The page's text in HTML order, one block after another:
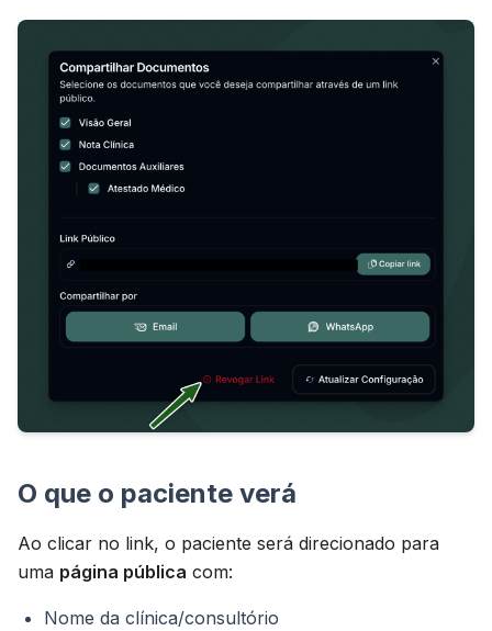
O que o paciente verá
Ao clicar no link, o paciente será direcionado para
uma página pública com:
Nome da clínica/consultório